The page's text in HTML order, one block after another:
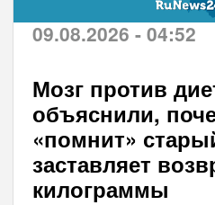
09.08.2026 - 04:52
Мозг против
объяснили,
«помнит»
заставляет
килограммы